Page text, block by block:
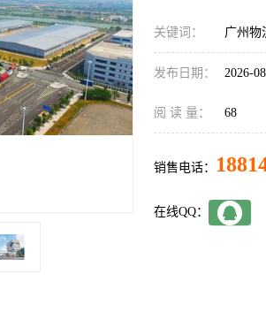
关键词： 广州物
发布日期： 2026-
阅 读 量： 68
销售电话：
在线QQ：